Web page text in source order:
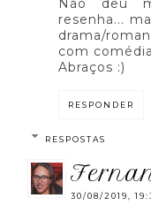
Não deu
resenha...
drama/
com
Abraços :)
RESPONDER
RESPOSTAS
30/08/2019,